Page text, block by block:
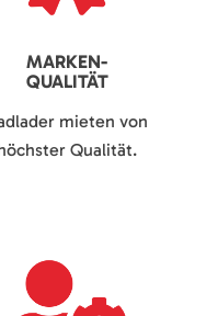
MARKEN-
QUALITÄT
mieten von
Qualität.